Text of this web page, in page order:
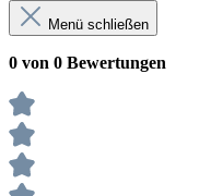
Menü schließen
0 von 0 Bewertungen